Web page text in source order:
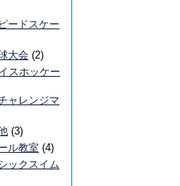
ードスケー
大会 (2)
スホッケー
ャレンジマ
(3)
ル教室 (4)
ックスイム